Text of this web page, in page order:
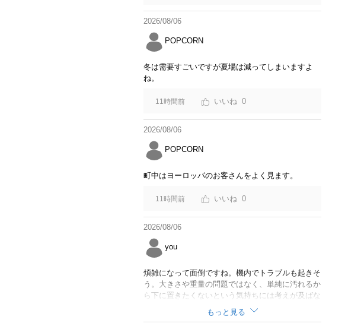
2026/08/06
POPCORN
冬は需要すごいですが夏場は減ってしまいますよ
ね。
11時間前 0
2026/08/06
POPCORN
町中はヨーロッパのお客さんをよく見ます。
11時間前 0
2026/08/06
you
煩雑になって面倒ですね。機内でトラブルも起きそ
う。大きさや重量の問題ではなく、単純に汚れるか
ら下に置きたくないという気持ちには考えが及ばな
かったのでしょうかね。いっそ、荷物棚を撤去した
座席を作って、座席指定も荷物も含んだプランとす
もっと見る